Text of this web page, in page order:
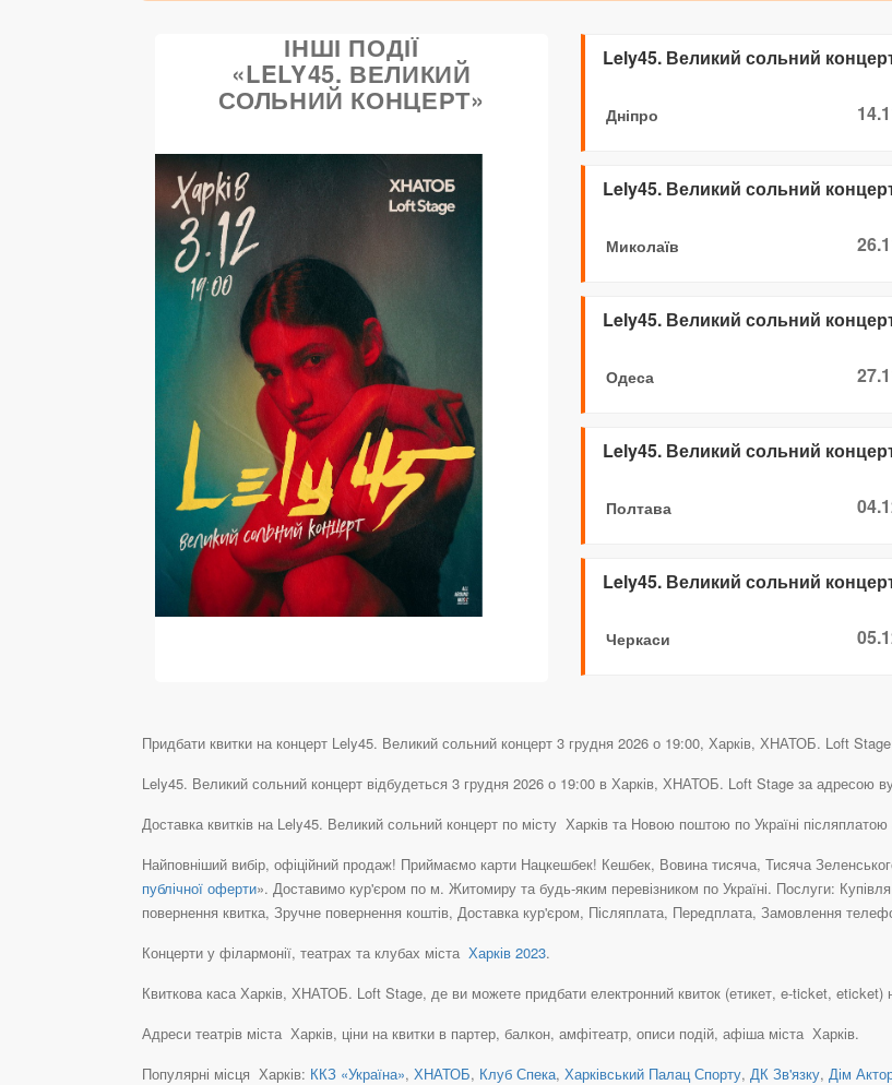
ІНШІ ПОДІЇ
«LELY45. ВЕЛИКИЙ
СОЛЬНИЙ КОНЦЕРТ»
Lely45. Великий сольний
Дніпро
Lely45. Великий сольний
Миколаїв
Lely45. Великий сольний
Одеса
Lely45. Великий сольний
Полтава
Lely45. Великий сольний
Черкаси
Придбати квитки на концерт Lely45. Великий сольний концерт 3 грудня 2026 о 19:00, Харків, ХНАТОБ. Loft Stage
Lely45. Великий сольний концерт відбудеться 3 грудня 2026 о 19:00 в Харків, ХНАТОБ. Loft Stage за адресою
Доставка квитків на Lely45. Великий сольний концерт по місту Харків та Новою поштою по Україні
Найповніший вибір, офіційний продаж! Приймаємо карти Нацкешбек! Кешбек, Вовина тисяча, Тисяча
публічної оферти». Доставимо кур'єром по м. Житомиру та будь-яким перевізником по Україні. Послуги:
повернення квитка, Зручне повернення коштів, Доставка кур'єром, Післяплата, Передплата, Замовлення
Концерти у філармонії, театрах та клубах міста Харків 2023.
Квиткова каса Харків, ХНАТОБ. Loft Stage, де ви можете придбати електронний квиток (етикет, e-ticket, eticket)
Адреси театрів міста Харків, ціни на квитки в партер, балкон, амфітеатр, описи подій, афіша міста Харків.
Популярні місця Харків: ККЗ «Україна», ХНАТОБ, Клуб Спека, Харківський Палац Спорту, ДК Зв'язку, Дім